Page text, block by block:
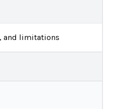
and limitations